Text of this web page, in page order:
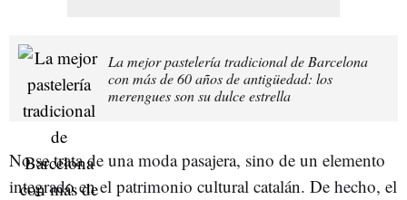
La mejor pastelería tradicional de Barcelona
con más de 60 años de antigüedad: los
merengues son su dulce estrella
No se trata de una moda pasajera, sino de un elemento
integrado en el patrimonio cultural catalán. De hecho, el